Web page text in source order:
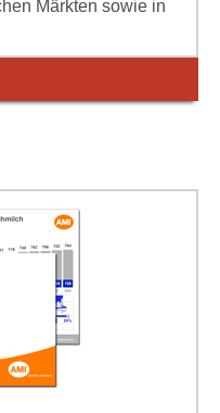
Märkten sowie in